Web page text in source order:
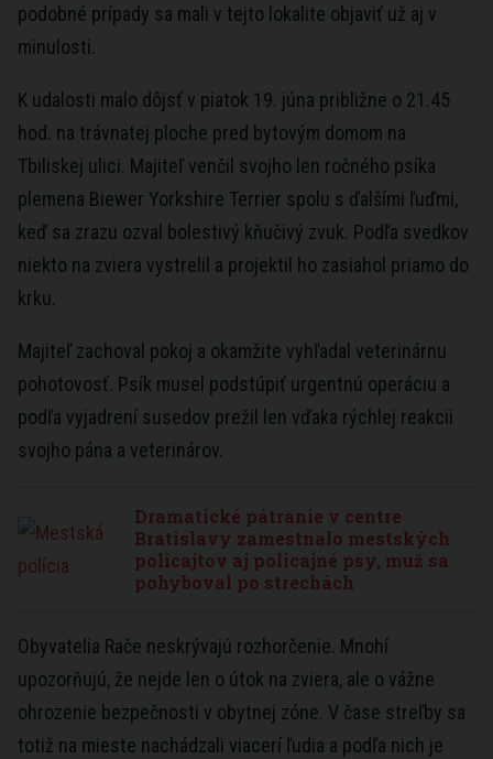
podobné prípady sa mali v tejto lokalite objaviť už aj v
minulosti.
K udalosti malo dôjsť v piatok 19. júna približne o 21.45
hod. na trávnatej ploche pred bytovým domom na
Tbiliskej ulici. Majiteľ venčil svojho len ročného psíka
plemena Biewer Yorkshire Terrier spolu s ďalšími ľuďmi,
keď sa zrazu ozval bolestivý kňučivý zvuk. Podľa svedkov
niekto na zviera vystrelil a projektil ho zasiahol priamo do
krku.
Majiteľ zachoval pokoj a okamžite vyhľadal veterinárnu
pohotovosť. Psík musel podstúpiť urgentnú operáciu a
podľa vyjadrení susedov prežil len vďaka rýchlej reakcii
svojho pána a veterinárov.
Dramatické pátranie v centre
Bratislavy zamestnalo mestských
policajtov aj policajné psy, muž sa
pohyboval po strechách
Obyvatelia Rače neskrývajú rozhorčenie. Mnohí
upozorňujú, že nejde len o útok na zviera, ale o vážne
ohrozenie bezpečnosti v obytnej zóne. V čase streľby sa
totiž na mieste nachádzali viacerí ľudia a podľa nich je